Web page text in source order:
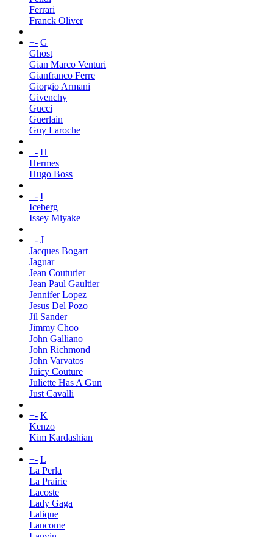
Ferrari
Franck Oliver
+- G
Ghost
Gian Marco Venturi
Gianfranco Ferre
Giorgio Armani
Givenchy
Gucci
Guerlain
Guy Laroche
+- H
Hermes
Hugo Boss
+- I
Iceberg
Issey Miyake
+- J
Jacques Bogart
Jaguar
Jean Couturier
Jean Paul Gaultier
Jennifer Lopez
Jesus Del Pozo
Jil Sander
Jimmy Choo
John Galliano
John Richmond
John Varvatos
Juicy Couture
Juliette Has A Gun
Just Cavalli
+- K
Kenzo
Kim Kardashian
+- L
La Perla
La Prairie
Lacoste
Lady Gaga
Lalique
Lancome